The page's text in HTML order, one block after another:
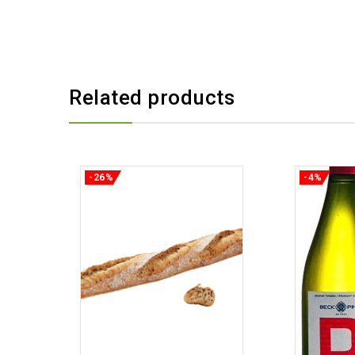
Related products
-26% -4%